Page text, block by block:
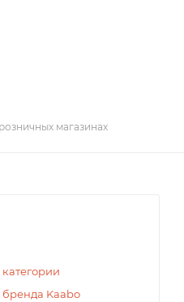
магазинах
бренда Kaabo